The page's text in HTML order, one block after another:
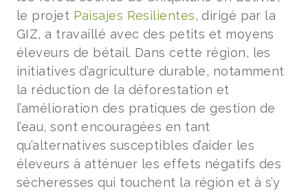
le projet Paisajes Resilientes, dirigé par la
GIZ, a travaillé avec des petits et moyens
éleveurs de bétail. Dans cette région, les
initiatives d’agriculture durable, notamment
la réduction de la déforestation et
l’amélioration des pratiques de gestion de
l’eau, sont encouragées en tant
qu’alternatives susceptibles d’aider les
éleveurs à atténuer les effets négatifs des
sécheresses qui touchent la région et à s’y